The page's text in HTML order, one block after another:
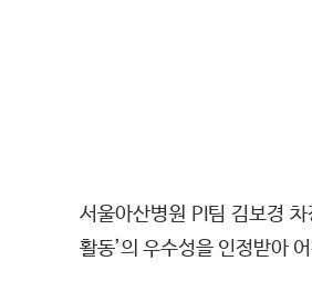
서울아산병원 PI팀 김보경
활동’의 우수성을 인정받아